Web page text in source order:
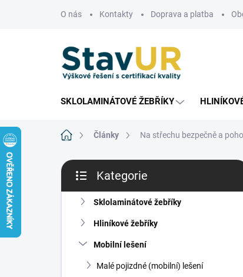
O nás Kontakty Doprava a platba
SKLOLAMINÁTOVÉ ŽEBŘÍKY
Domů Články Na střechu bezpečně a
P
s
kategorie
Kategorie
Sklolaminátové žebříky
Hliníkové žebříky
Mobilní lešení
Malé pojizdné (mobilní) lešení